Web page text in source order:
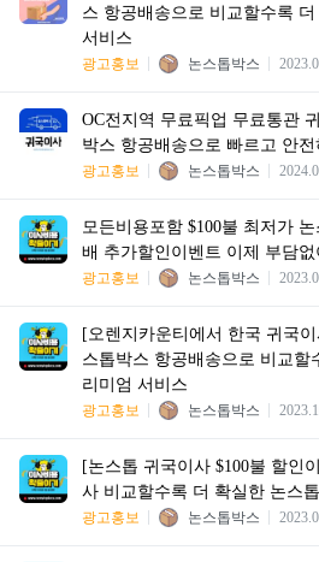
스 항공배송으로 비교할수록
서비스
광고홍보 논스톱박스
OC전지역 무료픽업 무료통관
박스 항공배송으로 빠르고 안
광고홍보 논스톱박스
모든비용포함 $100불 최저가
배 추가할인이벤트 이제 부담
광고홍보 논스톱박스
[오렌지카운티에서 한국 귀국
스톱박스 항공배송으로 비교할
리미엄 서비스
광고홍보 논스톱박스
[논스톱 귀국이사 $100불 할인
사 비교할수록 더 확실한 논스
광고홍보 논스톱박스